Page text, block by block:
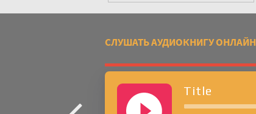
СЛУШАТЬ АУДИОКНИГУ ОНЛАЙН
Title